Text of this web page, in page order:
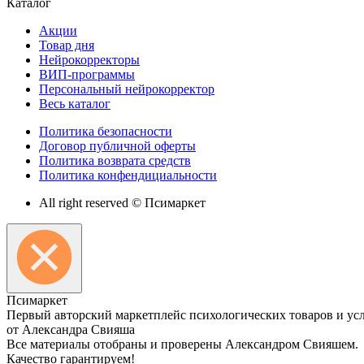
Акции
Товар дня
Нейрокорректоры
ВИП-программы
Персональный нейрокорректор
Весь каталог
Политика безопасности
Договор публичной оферты
Политика возврата средств
Политика конфендициальности
All right reserved © Псимаркет
Псимаркет
Первый авторский маркетплейс психологических товаров и
от Александра Свияша
Все материалы отобраны и проверены Александром Свияшем.
Качество гарантируем!